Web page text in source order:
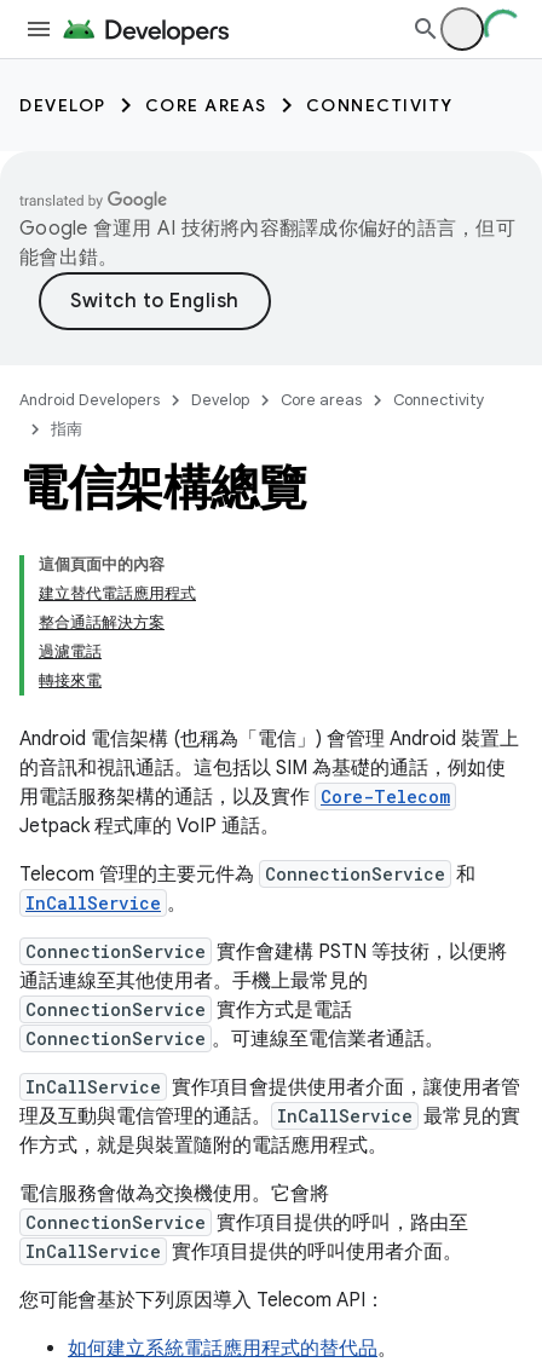
DEVELOP CORE AREAS CONNECTIVITY
Google 會運用 AI 技術將內容翻譯成你偏好的語言，但可
能會出錯。
Android Developers Develop Core areas
Connectivity
指南
電信架構總覽
這個頁面中的內容
建立替代電話應用程式
整合通話解決方案
過濾電話
轉接來電
Android 電信架構 (也稱為「電信」) 會管理 Android 裝置上
的音訊和視訊通話。這包括以 SIM 為基礎的通話，例如使
用電話服務架構的通話，以及實作 Core-Telecom
Jetpack 程式庫的 VoIP 通話。
Telecom 管理的主要元件為 ConnectionService 和
InCallService 。
ConnectionService 實作會建構 PSTN 等技術，以便將
通話連線至其他使用者。手機上最常見的
ConnectionService 實作方式是電話
ConnectionService 。可連線至電信業者通話。
InCallService 實作項目會提供使用者介面，讓使用者管
理及互動與電信管理的通話。
InCallService 最常見的實
作方式，就是與裝置隨附的電話應用程式。
電信服務會做為交換機使用。它會將
ConnectionService 實作項目提供的呼叫，路由至
InCallService 實作項目提供的呼叫使用者介面。
您可能會基於下列原因導入 Telecom API：
如何建立系統電話應用程式的替代品。